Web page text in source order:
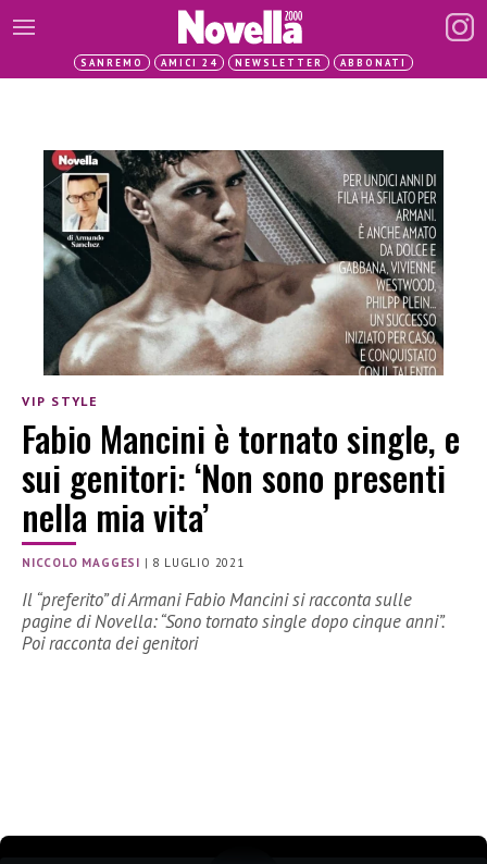
SANREMO AMICI 24 NEWSLETTER ABBONATI
VIP STYLE
Fabio Mancini è tornato single, e
sui genitori: ‘Non sono presenti
nella mia vita’
NICCOLO MAGGESI | 8 LUGLIO 2021
Il “preferito” di Armani Fabio Mancini si racconta sulle
pagine di Novella: “Sono tornato single dopo cinque anni”.
Poi racconta dei genitori